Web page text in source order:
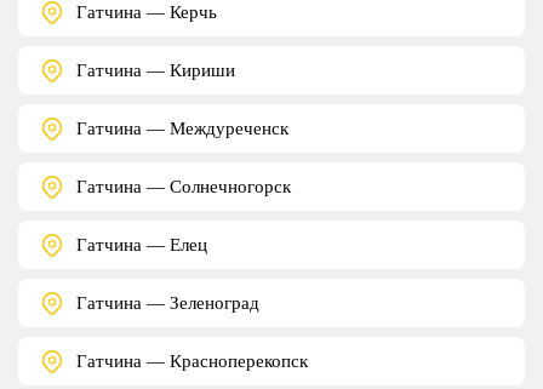
Гатчина — Керчь
Гатчина — Кириши
Гатчина — Междуреченск
Гатчина — Солнечногорск
Гатчина — Елец
Гатчина — Зеленоград
Гатчина — Красноперекопск